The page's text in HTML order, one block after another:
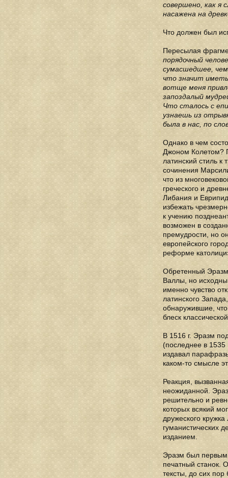
совершено, как я
насажена на
Что должен был
Пересылая
порядочный
сумасшедшее, чем
что значит
вотще меня
запоздалый
Что сталось с
узнаешь из
была в нас, по
Однако в чем
Джоном Колетом?
латинский стиль
сочинения
что из
греческого и
Либания и
избежать
к учению
возможен в
премудрости, но
европейского
реформе
Обретенный
Валлы, но
именно чувство
латинского
обнаружившие,
блеск
В 1516 г. Эразм
(последнее в 1535
издавал
каком-то смысле
Реакция,
неожиданной.
решительно и
которых всякий
дружеского
гуманистических
изданием.
Эразм был первым
печатный станок.
тексты, до сих пор